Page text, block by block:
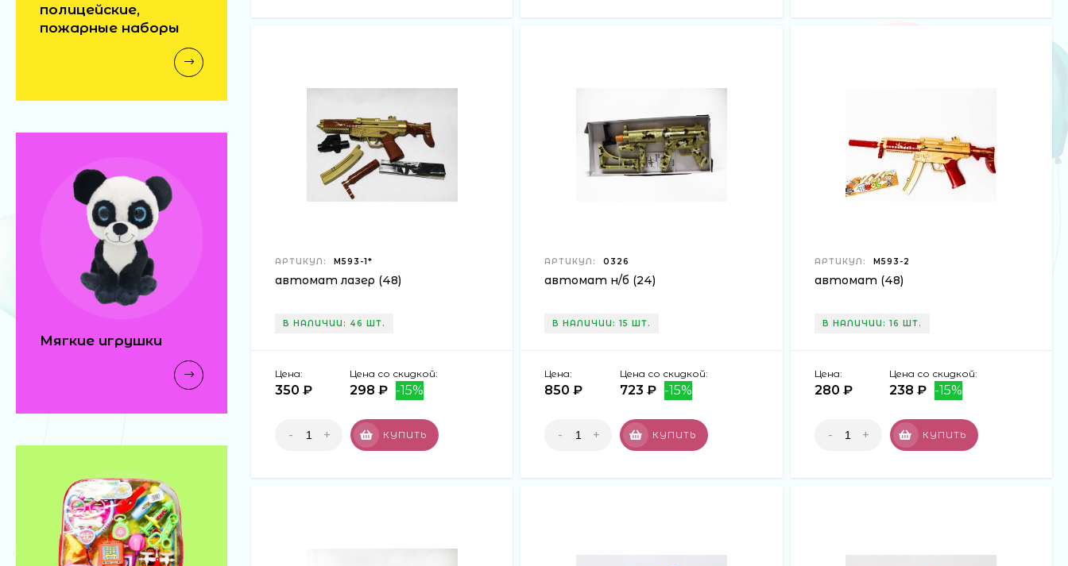
АРТИКУЛ: М593-1*
автомат лазер (48)
В НАЛИЧИИ: 46 ШТ.
Цена:
350 ₽
Цена со скидкой:
298 ₽ -15%
- + КУПИТЬ
АРТИКУЛ: 0326
автомат н/б (24)
В НАЛИЧИИ: 15 ШТ.
Цена:
850 ₽
Цена со скидкой:
723 ₽ -15%
- + КУПИТЬ
АРТИКУЛ: М593-2
автомат (48)
В НАЛИЧИИ: 16 ШТ.
Цена:
280 ₽
Цена со скидкой:
238 ₽ -15%
- + КУПИТЬ
полицейские,
пожарные наборы
Мягкие игрушки